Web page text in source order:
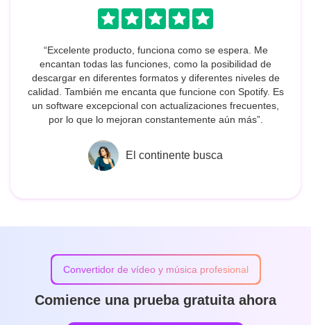
“Excelente producto, funciona como se espera. Me
encantan todas las funciones, como la posibilidad de
descargar en diferentes formatos y diferentes niveles de
calidad. También me encanta que funcione con Spotify. Es
un software excepcional con actualizaciones frecuentes,
por lo que lo mejoran constantemente aún más”.
El continente busca
Convertidor de vídeo y música profesional
Comience una prueba gratuita ahora